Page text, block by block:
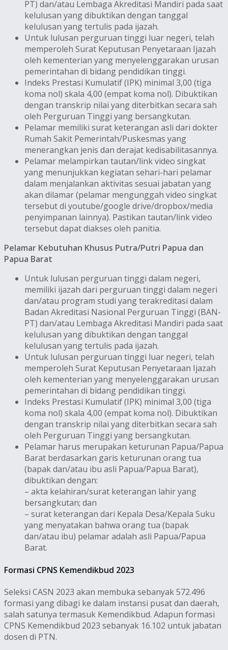
PT) dan/atau Lembaga Akreditasi Mandiri pada saat
kelulusan yang dibuktikan dengan tanggal
kelulusan yang tertulis pada ijazah.
Untuk lulusan perguruan tinggi luar negeri, telah
memperoleh Surat Keputusan Penyetaraan Ijazah
oleh kementerian yang menyelenggarakan urusan
pemerintahan di bidang pendidikan tinggi.
Indeks Prestasi Kumulatif (IPK) minimal 3,00 (tiga
koma nol) skala 4,00 (empat koma nol). Dibuktikan
dengan transkrip nilai yang diterbitkan secara sah
oleh Perguruan Tinggi yang bersangkutan.
Pelamar memiliki surat keterangan asli dari dokter
Rumah Sakit Pemerintah/Puskesmas yang
menerangkan jenis dan derajat kedisabilitasannya.
Pelamar melampirkan tautan/link video singkat
yang menunjukkan kegiatan sehari-hari pelamar
dalam menjalankan aktivitas sesuai jabatan yang
akan dilamar (pelamar mengunggah video singkat
tersebut di youtube/google drive/dropbox/media
penyimpanan lainnya). Pastikan tautan/link video
tersebut dapat diakses oleh panitia.
Pelamar Kebutuhan Khusus Putra/Putri Papua dan
Papua Barat
Untuk lulusan perguruan tinggi dalam negeri,
memiliki ijazah dari perguruan tinggi dalam negeri
dan/atau program studi yang terakreditasi dalam
Badan Akreditasi Nasional Perguruan Tinggi (BAN-
PT) dan/atau Lembaga Akreditasi Mandiri pada saat
kelulusan yang dibuktikan dengan tanggal
kelulusan yang tertulis pada ijazah.
Untuk lulusan perguruan tinggi luar negeri, telah
memperoleh Surat Keputusan Penyetaraan Ijazah
oleh kementerian yang menyelenggarakan urusan
pemerintahan di bidang pendidikan tinggi.
Indeks Prestasi Kumulatif (IPK) minimal 3,00 (tiga
koma nol) skala 4,00 (empat koma nol). Dibuktikan
dengan transkrip nilai yang diterbitkan secara sah
oleh Perguruan Tinggi yang bersangkutan.
Pelamar harus merupakan keturunan Papua/Papua
Barat berdasarkan garis keturunan orang tua
(bapak dan/atau ibu asli Papua/Papua Barat),
dibuktikan dengan:
– akta kelahiran/surat keterangan lahir yang
bersangkutan; dan
– surat keterangan dari Kepala Desa/Kepala Suku
yang menyatakan bahwa orang tua (bapak
dan/atau ibu) pelamar adalah asli Papua/Papua
Barat.
Formasi CPNS Kemendikbud 2023
Seleksi CASN 2023 akan membuka sebanyak 572.496
formasi yang dibagi ke dalam instansi pusat dan daerah,
salah satunya termasuk Kemendikbud. Adapun formasi
CPNS Kemendikbud 2023 sebanyak 16.102 untuk jabatan
dosen di PTN.